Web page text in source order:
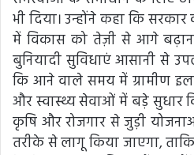
भी दिया। उन्होंने कहा कि सरकार
में विकास को तेज़ी से आगे
बुनियादी सुविधाएं आसानी से
कि आने वाले समय में ग्रामीण
और स्वास्थ्य सेवाओं में बड़े सुधार
कृषि और रोजगार से जुड़ी
तरीके से लागू किया जाएगा,